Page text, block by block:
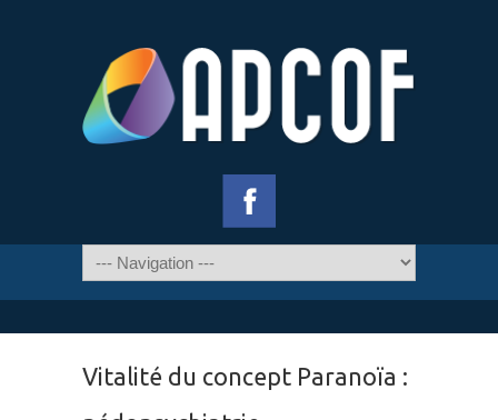
Vitalité du concept Paranoïa :